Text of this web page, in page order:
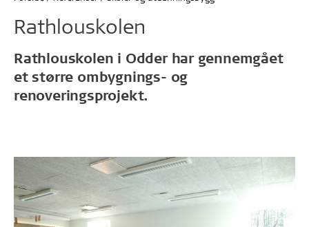
Rathlouskolen
Rathlouskolen i Odder har gennemgået
et større ombygnings- og
renoveringsprojekt.